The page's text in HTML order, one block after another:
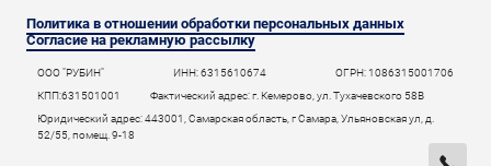
Политика в отношении обработки персональных данных
Согласие на рекламную рассылку
ООО "РУБИН" ИНН: 6315610674
ОГРН: 1086315001706
КПП:631501001
Фактический адрес: г. Кемерово, ул. Тухачевского 58В
Юридический адрес: 443001, Самарская область, г Самара, Ульяновская ул, д.
52/55, помещ. 9-18